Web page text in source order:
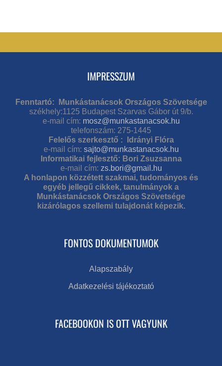
IMPRESSZUM
Fenntartó: Munkástanácsok Országos Szövetsége
székhely:1125 Budapest Szarvas Gábor út 9/b.
e-mail cím: mosz@munkastanacsok.hu
telefonszám: 275-1445
Felelős szerkesztő : Idrányi Flóra
e-mail cím: sajto@munkastanacsok.hu
Informatikai fejlesztő: Bori Zsuzsanna
e-mail cím: zs.bori@gmail.hu
A honlapon közzétett szakmai, tudományos és
egyéb jellegű cikkek, tanulmányok a
Munkástanácsok Országos Szövetsége
kizárólagos szellemi tulajdonát képezik.
FONTOS DOKUMENTUMOK
Alapszabály
Adatkezelési tájékoztató
FACEBOOKON IS OTT VAGYUNK